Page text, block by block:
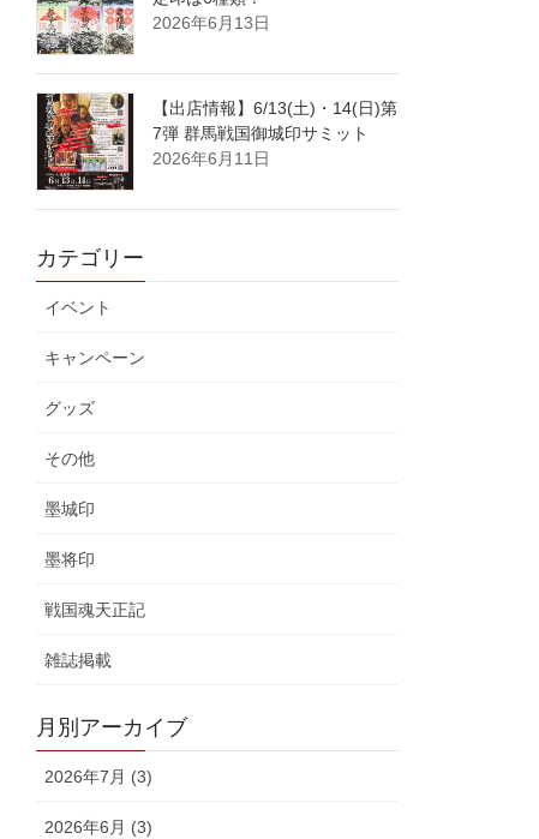
2026年6月13日
【出店情報】6/13(土)・14(日)第
7弾 群馬戦国御城印サミット
2026年6月11日
カテゴリー
イベント
キャンペーン
グッズ
その他
墨城印
墨将印
戦国魂天正記
雑誌掲載
月別アーカイブ
2026年7月 (3)
2026年6月 (3)